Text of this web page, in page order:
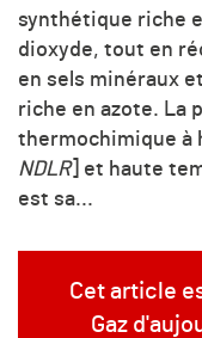
synthétique riche
dioxyde, tout en
en sels minéraux
riche en azote. La
thermochimique à
NDLR] et haute
est sa...
Cet article
Gaz